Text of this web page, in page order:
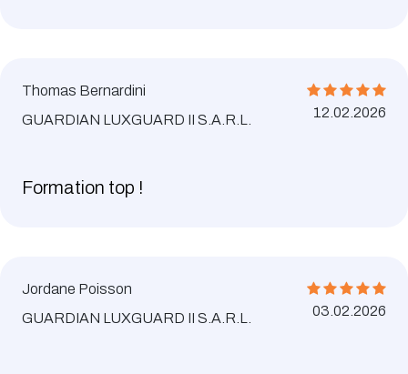
Thomas Bernardini
GUARDIAN LUXGUARD II S.A.R.L.
12.02.2026
Formation top !
Jordane Poisson
GUARDIAN LUXGUARD II S.A.R.L.
03.02.2026